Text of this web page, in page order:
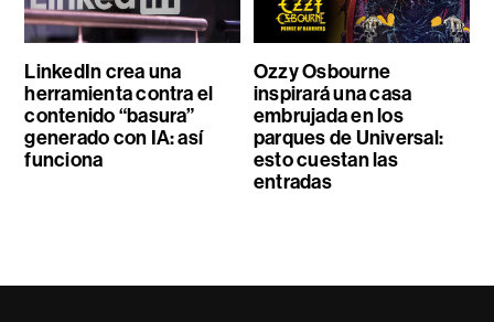
LinkedIn crea una
herramienta contra el
contenido “basura”
generado con IA: así
funciona
Ozzy Osbourne
inspirará una casa
embrujada en los
parques de Universal:
esto cuestan las
entradas